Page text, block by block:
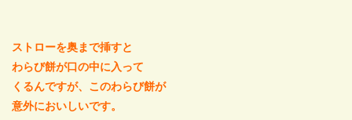
ストローを奥まで挿すと
わらび餅が口の中に入って
くるんですが、このわらび餅が
意外においしいです。